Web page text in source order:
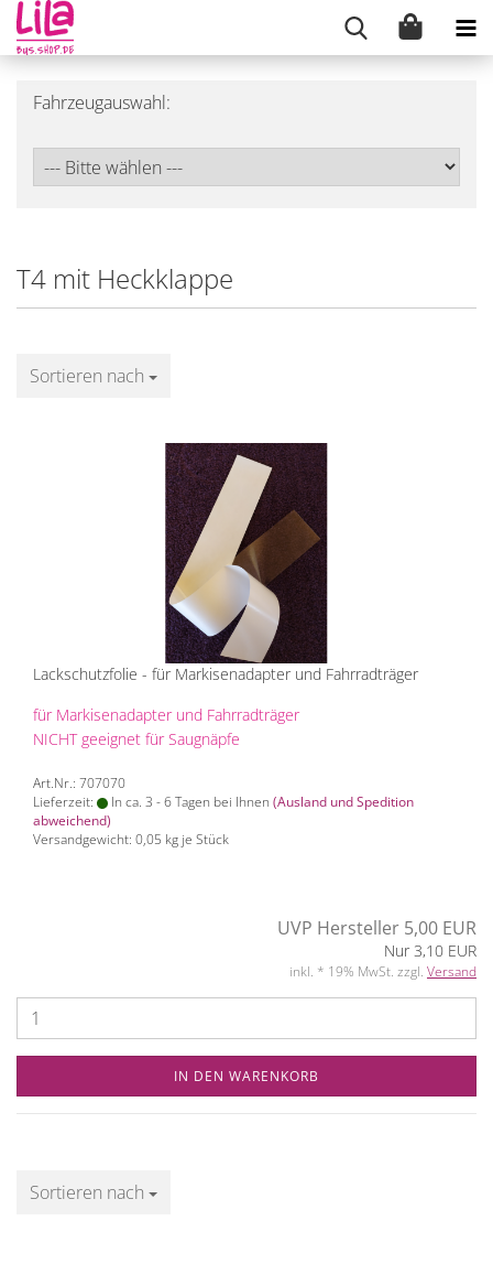
Fahrzeugauswahl:
T4 mit Heckklappe
Sortieren nach
Sortieren nach
Lackschutzfolie - für Markisenadapter und Fahrradträger
für Markisenadapter und Fahrradträger
NICHT geeignet für Saugnäpfe
Art.Nr.: 707070
Lieferzeit:
In ca. 3 - 6 Tagen bei Ihnen (Ausland und Spedition
abweichend)
Versandgewicht: 0,05 kg je Stück
UVP Hersteller 5,00 EUR
Nur 3,10 EUR
inkl. * 19% MwSt. zzgl. Versand
IN DEN WARENKORB
Sortieren nach
Sortieren nach